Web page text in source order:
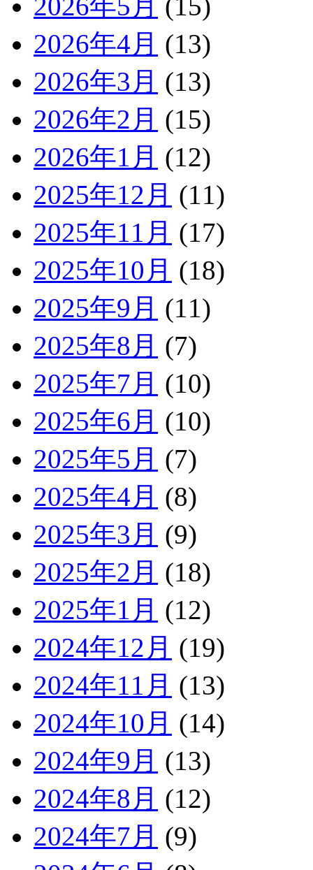
2026年4月 (13)
2026年3月 (13)
2026年2月 (15)
2026年1月 (12)
2025年12月 (11)
2025年11月 (17)
2025年10月 (18)
2025年9月 (11)
2025年8月 (7)
2025年7月 (10)
2025年6月 (10)
2025年5月 (7)
2025年4月 (8)
2025年3月 (9)
2025年2月 (18)
2025年1月 (12)
2024年12月 (19)
2024年11月 (13)
2024年10月 (14)
2024年9月 (13)
2024年8月 (12)
2024年7月 (9)